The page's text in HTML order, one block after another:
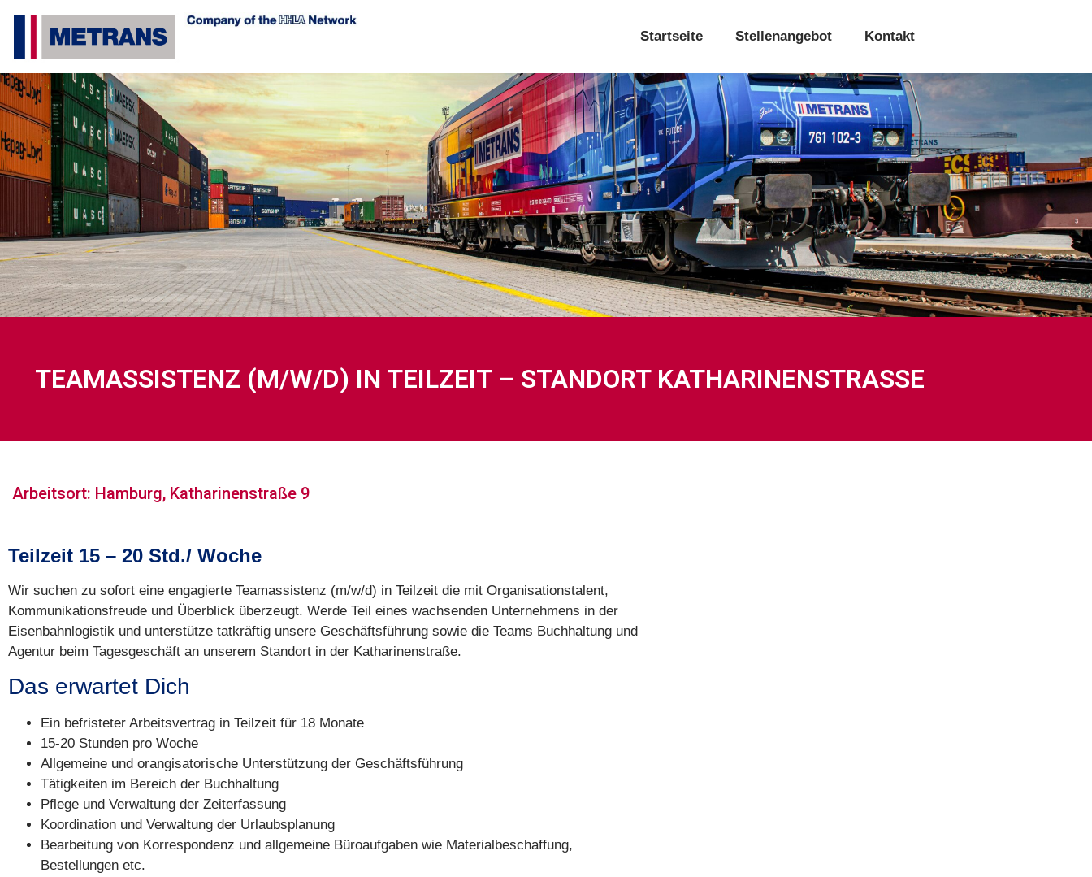
Startseite Stellenangebot Kontakt
TEAMASSISTENZ (M/W/D) IN TEILZEIT – STANDORT KATHARINENSTRASSE
Arbeitsort: Hamburg, Katharinenstraße 9
Teilzeit 15 – 20 Std./ Woche
Wir suchen zu sofort eine engagierte Teamassistenz (m/w/d) in Teilzeit die mit Organisationstalent,
Kommunikationsfreude und Überblick überzeugt. Werde Teil eines wachsenden Unternehmens in der
Eisenbahnlogistik und unterstütze tatkräftig unsere Geschäftsführung sowie die Teams Buchhaltung und
Agentur beim Tagesgeschäft an unserem Standort in der Katharinenstraße.
Das erwartet Dich
Ein befristeter Arbeitsvertrag in Teilzeit für 18 Monate
15-20 Stunden pro Woche
Allgemeine und orangisatorische Unterstützung der Geschäftsführung
Tätigkeiten im Bereich der Buchhaltung
Pflege und Verwaltung der Zeiterfassung
Koordination und Verwaltung der Urlaubsplanung
Bearbeitung von Korrespondenz und allgemeine Büroaufgaben wie Materialbeschaffung,
Bestellungen etc.